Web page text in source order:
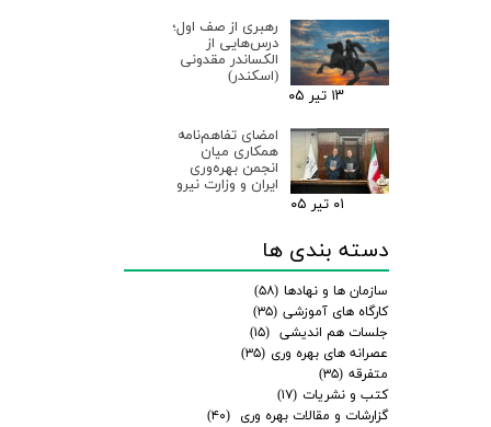
رهبری از صف اول؛
درس‌هایی از
الکساندر مقدونی
(اسکندر)
۱۳ تیر ۰۵
امضای تفاهم‌نامه
همکاری میان
انجمن بهره‌وری
ایران و وزارت نیرو
۰۱ تیر ۰۵
دسته بندی ها
سازمان ها و نهادها (۵۸)
کارگاه های آموزشی (۳۵)
جلسات هم اندیشی (۱۵)
عصرانه های بهره وری (۳۵)
متفرقه (۳۵)
کتب و نشریات (۱۷)
گزارشات و مقالات بهره وری
(۴۰)